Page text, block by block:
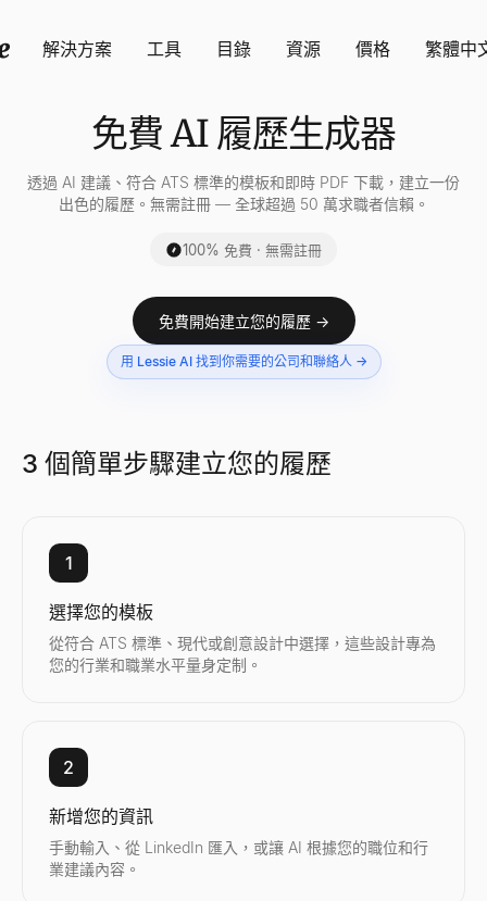
解決方案 工具 目錄 資源 價格 繁體中
免費 AI 履歷生成器
透過 AI 建議、符合 ATS 標準的模板和即時 PDF 下載，建立一份
出色的履歷。無需註冊 — 全球超過 50 萬求職者信賴。
100% 免費 · 無需註冊
免費開始建立您的履歷 →
用 Lessie AI 找到你需要的公司和聯絡人 →
3 個簡單步驟建立您的履歷
1
選擇您的模板
從符合 ATS 標準、現代或創意設計中選擇，這些設計專為
您的行業和職業水平量身定制。
2
新增您的資訊
手動輸入、從 LinkedIn 匯入，或讓 AI 根據您的職位和行
業建議內容。